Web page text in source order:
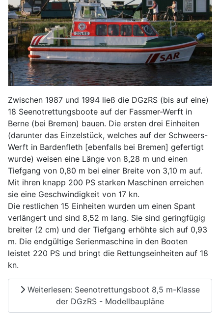
Zwischen 1987 und 1994 ließ die DGzRS (bis auf eine)
18 Seenotrettungsboote auf der Fassmer-Werft in
Berne (bei Bremen) bauen. Die ersten drei Einheiten
(darunter das Einzelstück, welches auf der Schweers-
Werft in Bardenfleth [ebenfalls bei Bremen] gefertigt
wurde) weisen eine Länge von 8,28 m und einen
Tiefgang von 0,80 m bei einer Breite von 3,10 m auf.
Mit ihren knapp 200 PS starken Maschinen erreichen
sie eine Geschwindigkeit von 17 kn.
Die restlichen 15 Einheiten wurden um einen Spant
verlängert und sind 8,52 m lang. Sie sind geringfügig
breiter (2 cm) und der Tiefgang erhöhte sich auf 0,93
m. Die endgültige Serienmaschine in den Booten
leistet 220 PS und bringt die Rettungseinheiten auf 18
kn.
Weiterlesen: Seenotrettungsboot 8,5 m-Klasse
der DGzRS - Modellbaupläne